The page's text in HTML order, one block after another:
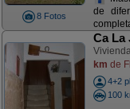
8 Fotos
de
Ca La
km de
4+2
100